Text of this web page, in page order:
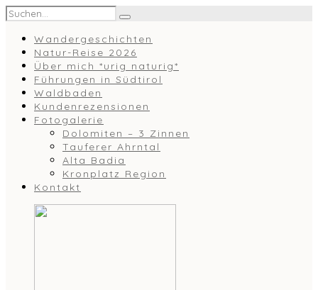
Wandergeschichten
Natur-Reise 2026
Über mich *urig naturig*
Führungen in Südtirol
Waldbaden
Kundenrezensionen
Fotogalerie
Dolomiten – 3 Zinnen
Tauferer Ahrntal
Alta Badia
Kronplatz Region
Kontakt